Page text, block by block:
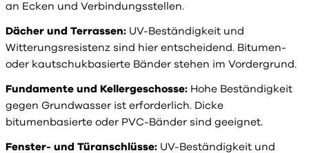
an Ecken und Verbindungsstellen.
Dächer und Terrassen: UV-Beständigkeit und
Witterungsresistenz sind hier entscheidend. Bitumen-
oder kautschukbasierte Bänder stehen im Vordergrund.
Fundamente und Kellergeschosse: Hohe Beständigkeit
gegen Grundwasser ist erforderlich. Dicke
bitumenbasierte oder PVC-Bänder sind geeignet.
Fenster- und Türanschlüsse: UV-Beständigkeit und